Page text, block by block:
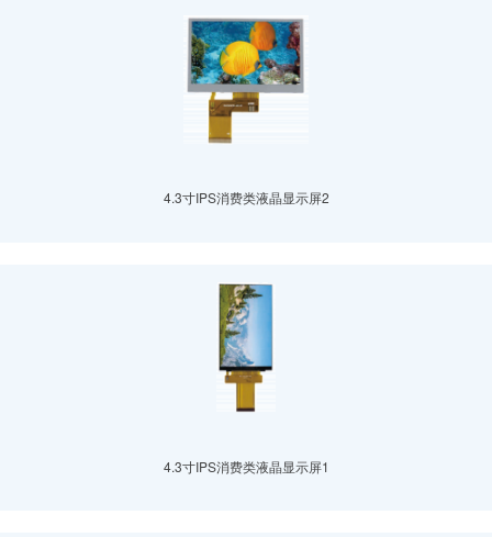
4.3寸IPS消费类液晶显示屏2
4.3寸IPS消费类液晶显示屏1